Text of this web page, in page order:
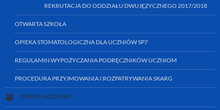
REKRUTACJA DO ODDZIAŁU DWUJĘZYCZNEGO 2017/2018
OTWARTA SZKOŁA
OPIEKA STOMATOLOGICZNA DLA UCZNIÓW SP7
REGULAMIN WYPOŻYCZANIA PODRĘCZNIKÓW UCZNIOM
PROCEDURA PRZYJMOWANIA I ROZPATRYWANIA SKARG
ZESPÓŁ SIÓDEMKI